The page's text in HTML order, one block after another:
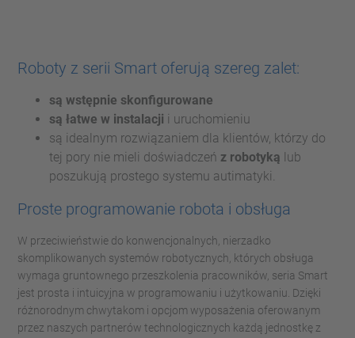
Roboty z serii Smart oferują szereg zalet:
są wstępnie skonfigurowane
są łatwe w instalacji i uruchomieniu
są idealnym rozwiązaniem dla klientów, którzy do
tej pory nie mieli doświadczeń z robotyką lub
poszukują prostego systemu autimatyki.
Proste programowanie robota i obsługa
W przeciwieństwie do konwencjonalnych, nierzadko
skomplikowanych systemów robotycznych, których obsługa
wymaga gruntownego przeszkolenia pracowników, seria Smart
jest prosta i intuicyjna w programowaniu i użytkowaniu. Dzięki
różnorodnym chwytakom i opcjom wyposażenia oferowanym
przez naszych partnerów technologicznych każdą jednostkę z